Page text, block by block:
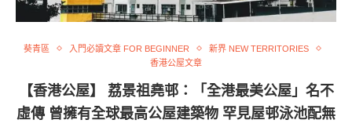
葵青區 入門必讀文章 FOR BEGINNER
新界 NEW TERRITORIES
香港公屋文章
【香港公屋】 荔景祖堯邨：「全港最美公屋」名不
虛傳 曾擁有全球最高公屋建築物 罕見屋邨泳池配無